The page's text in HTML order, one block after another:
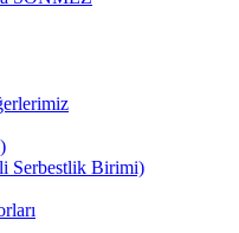
Serbestlik Birimi)